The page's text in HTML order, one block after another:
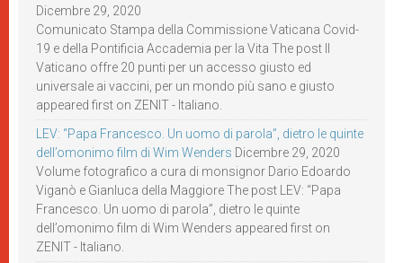
Dicembre 29, 2020
Comunicato Stampa della Commissione Vaticana Covid-
19 e della Pontificia Accademia per la Vita The post Il
Vaticano offre 20 punti per un accesso giusto ed
universale ai vaccini, per un mondo più sano e giusto
appeared first on ZENIT - Italiano.
LEV: “Papa Francesco. Un uomo di parola”, dietro le quinte
dell’omonimo film di Wim Wenders Dicembre 29, 2020
Volume fotografico a cura di monsignor Dario Edoardo
Viganò e Gianluca della Maggiore The post LEV: “Papa
Francesco. Un uomo di parola”, dietro le quinte
dell’omonimo film di Wim Wenders appeared first on
ZENIT - Italiano.